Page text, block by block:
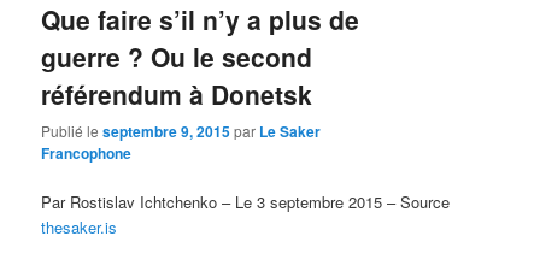
Que faire s’il n’y a plus de
guerre ? Ou le second
référendum à Donetsk
Publié leseptembre 9, 2015par Le Saker
Francophone
Par Rostislav Ichtchenko – Le 3 septembre 2015 – Source
thesaker.is